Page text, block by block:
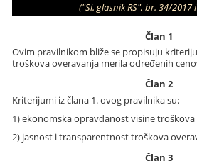
("Sl. glasnik RS", br. 34/2017
Član 1
Ovim pravilnikom bliže se propisuju
troškova overavanja merila određenih
Član 2
Kriterijumi iz člana 1. ovog pravilnika su:
1) ekonomska opravdanost visine
2) jasnost i transparentnost troškova
Član 3